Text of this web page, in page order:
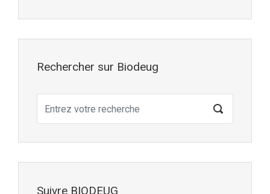
Rechercher sur Biodeug
Suivre BIODEUG